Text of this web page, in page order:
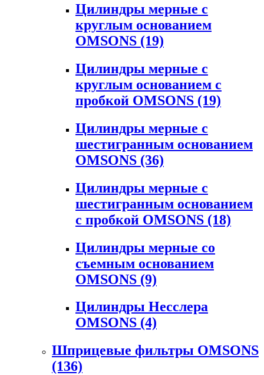
Цилиндры мерные с
круглым основанием
OMSONS (19)
Цилиндры мерные с
круглым основанием с
пробкой OMSONS (19)
Цилиндры мерные с
шестигранным основанием
OMSONS (36)
Цилиндры мерные с
шестигранным основанием
с пробкой OMSONS (18)
Цилиндры мерные со
съемным основанием
OMSONS (9)
Цилиндры Несслера
OMSONS (4)
Шприцевые фильтры OMSONS
(136)